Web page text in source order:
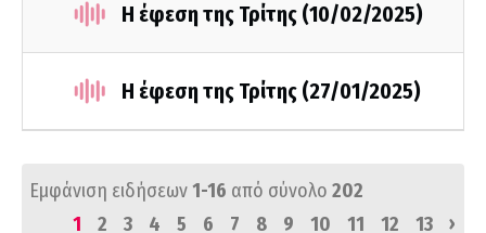
Η έφεση της Τρίτης (10/02/2025)
Η έφεση της Τρίτης (27/01/2025)
Εμφάνιση ειδήσεων1-16 από σύνολο 202
1
2 3 4 5 6 7 8 9 10 11 12 13 ›